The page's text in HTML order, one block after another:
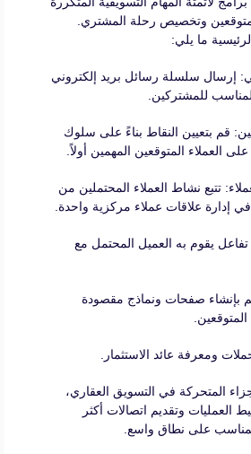
وتخصيص رحلة المشتري.
ما يلي:
إرسال سلسلة رسائل بريد إلكتروني
للمشتركين.
قم بتعيين النقاط بناءً على سلوك
العملاء المتوقعين المهمين أولاً.
تتبع نشاط العملاء المحتملين من
في إدارة علاقات عملاء مركزية واحدة.
يقوم به العميل المحتمل مع
بإنشاء صفحات ونماذج مقصودة
ومعرفة عائد الاستثمار.
المتحركة في التسويق العقاري،
العمليات وتقديم اتصالات أكثر
على نطاق واسع.